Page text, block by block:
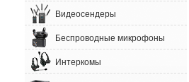
Видеосендеры
Беспроводные микрофоны
Интеркомы